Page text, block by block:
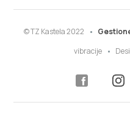
© TZ Kastela 2022
vibracije